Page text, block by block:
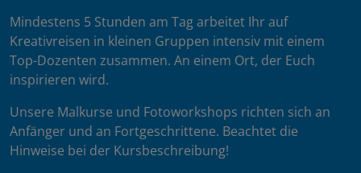
Mindestens 5 Stunden am Tag arbeitet Ihr auf
Kreativreisen in kleinen Gruppen intensiv mit einem
Top-Dozenten zusammen. An einem Ort, der Euch
inspirieren wird.
Unsere Malkurse und Fotoworkshops richten sich an
Anfänger und an Fortgeschrittene. Beachtet die
Hinweise bei der Kursbeschreibung!